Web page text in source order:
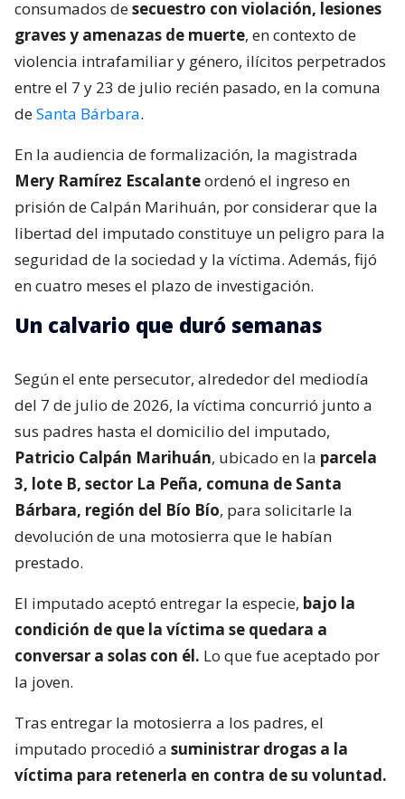
consumados desecuestro con violación, lesiones
graves y amenazas de muerte, en contexto de
violencia intrafamiliar y género, ilícitos perpetrados
entre el 7 y 23 de julio recién pasado, en la comuna
deSanta Bárbara.
En la audiencia de formalización, la magistrada
Mery Ramírez Escalanteordenó el ingreso en
prisión de Calpán Marihuán, por considerar que la
libertad del imputado constituye un peligro para la
seguridad de la sociedad y la víctima. Además, fijó
en cuatro meses el plazo de investigación.
Un calvario que duró semanas
Según el ente persecutor, alrededor del mediodía
del 7 de julio de 2026, la víctima concurrió junto a
sus padres hasta el domicilio del imputado,
Patricio Calpán Marihuán, ubicado en la parcela
3, lote B, sector La Peña, comuna de Santa
Bárbara, región del Bío Bío, para solicitarle la
devolución de una motosierra que le habían
prestado.
El imputado aceptó entregar la especie, bajo la
condición de que la víctima se quedara a
conversar a solas con él. Lo que fue aceptado por
la joven.
Tras entregar la motosierra a los padres, el
imputado procedió a suministrar drogas a la
víctima para retenerla en contra de su voluntad.